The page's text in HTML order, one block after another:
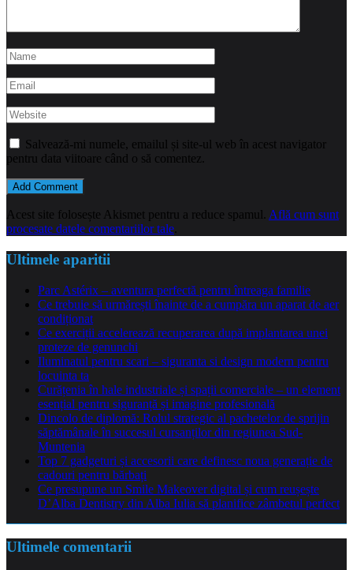
Salvează-mi numele, emailul și site-ul web în acest navigator
pentru data viitoare când o să comentez.
Acest site folosește Akismet pentru a reduce spamul. Află cum sunt
procesate datele comentariilor tale
Ultimele aparitii
Parc Astérix – aventura perfectă pentru întreaga familie
Ce trebuie să urmărești înainte de a cumpăra un aparat de aer
condiționat
Ce exerciții accelerează recuperarea după implantarea unei
proteze de genunchi
Iluminatul pentru scari – siguranta si design modern pentru
locuinta ta
Curățenia în hale industriale și spații comerciale – un element
esențial pentru siguranță și imagine profesională
Dincolo de diplomă: Rolul strategic al pachetelor de sprijin
săptămânale în succesul cursanților din regiunea Sud-
Muntenia
Top 7 gadgeturi și accesorii care definesc noua generație de
cadouri pentru bărbați
Ce presupune un Smile Makeover digital și cum reușește
D’Alba Dentistry din Alba Iulia să planifice zâmbetul perfect
Ultimele comentarii